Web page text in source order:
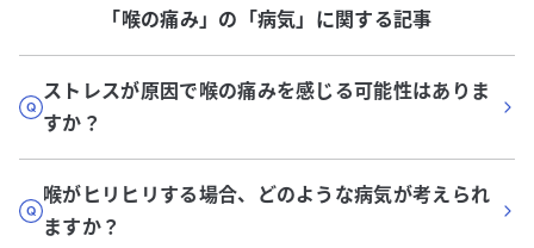
「喉の痛み」 の「病気」に関する記事
ストレスが原因で喉の痛みを感じる可能性はありま
すか？
喉がヒリヒリする場合、どのような病気が考えられ
ますか？